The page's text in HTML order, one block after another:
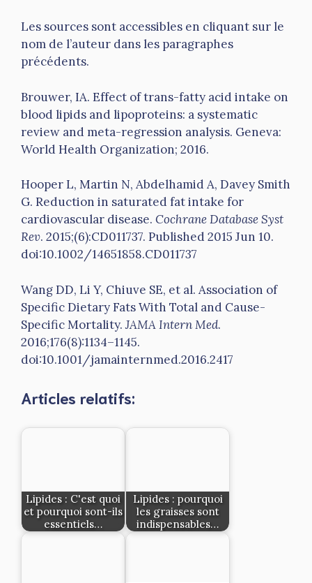
Les sources sont accessibles en cliquant sur le
nom de l’auteur dans les paragraphes
précédents.
Brouwer, IA. Effect of trans-fatty acid intake on
blood lipids and lipoproteins: a systematic
review and meta-regression analysis. Geneva:
World Health Organization; 2016.
Hooper L, Martin N, Abdelhamid A, Davey Smith
G. Reduction in saturated fat intake for
cardiovascular disease. Cochrane Database Syst
Rev. 2015;(6):CD011737. Published 2015 Jun 10.
doi:10.1002/14651858.CD011737
Wang DD, Li Y, Chiuve SE, et al. Association of
Specific Dietary Fats With Total and Cause-
Specific Mortality.JAMA Intern Med.
2016;176(8):1134–1145.
doi:10.1001/jamainternmed.2016.2417
Articles relatifs:
Lipides : C'est quoi
et pourquoi sont-ils
essentiels…
Lipides : pourquoi
les graisses sont
indispensables…